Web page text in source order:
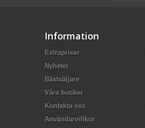
Information
Extrapriser
Nyheter
Bästsäljare
Våra butiker
Kontakta oss
Användarvillkor